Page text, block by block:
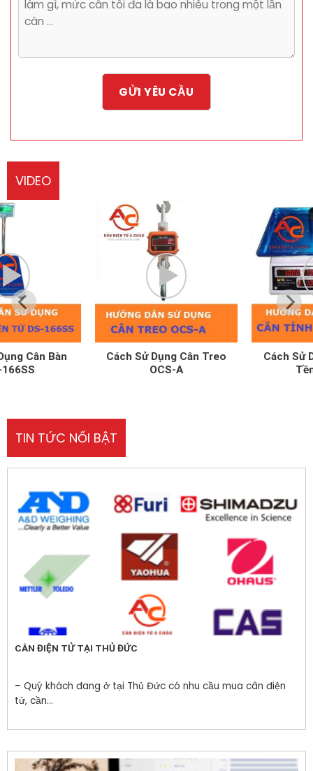
VIDEO
Cách Sử Dụng Cân Treo
Cách Sử Dụng Cân Tính
TIN TỨC NỔI BẬT
CÂN ĐIỆN TỬ TẠI THỦ ĐỨC
– Quý khách đang ở tại Thủ Đức có nhu cầu mua cân điện
tử, cần...